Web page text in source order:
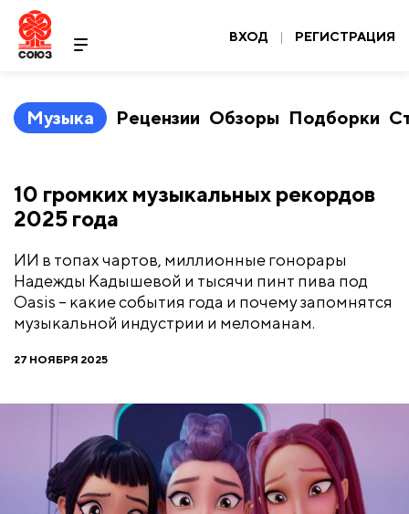
ВХОД | РЕГИСТРАЦИЯ
Музыка Рецензии Обзоры Подборки
10 громких музыкальных рекордов
2025 года
​ИИ в топах чартов, миллионные гонорары
Надежды Кадышевой и тысячи пинт пива под
Oasis – какие события года и почему запомнятся
музыкальной индустрии и меломанам.
27 НОЯБРЯ 2025